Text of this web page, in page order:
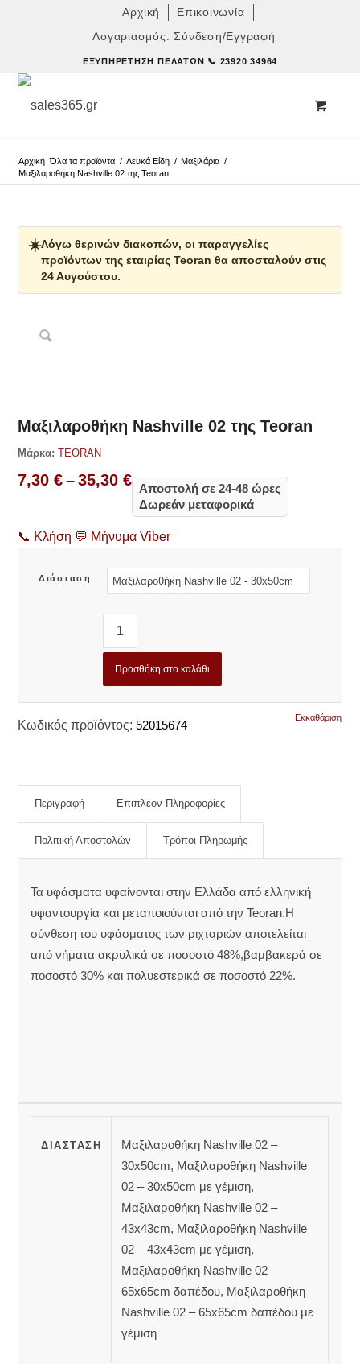
Αρχική
Επικοινωνία
Λογαριασμός: Σύνδεση/Εγγραφή
ΕΞΥΠΗΡΈΤΗΣΗ ΠΕΛΑΤΏΝ 📞 23920 34964
Αρχική Όλα τα προϊόντα / Λευκά Είδη / Μαξιλάρια /
Μαξιλαροθήκη Nashville 02 της Teoran
☀️Λόγω θερινών διακοπών, οι παραγγελίες
προϊόντων της εταιρίας Teoran θα αποσταλούν στις
24 Αυγούστου.
Μαξιλαροθήκη Nashville 02 της Teoran
Μάρκα: TEORAN
7,30€ – 35,30€Price
range:
7,30 €
through
Αποστολή σε 24-48 ώρες
Δωρεάν μεταφορικά
📞 Κλήση 💬 Μήνυμα Viber
Διάσταση
Εκκαθάριση
Προσθήκη στο καλάθι
Κωδικός προϊόντος: 52015674
Περιγραφή Επιπλέον Πληροφορίες
Πολιτική Αποστολών Τρόποι Πληρωμής
Τα υφάσματα υφαίνονται στην Ελλάδα από ελληνική
υφαντουργία και μεταποιούνται από την Teoran.Η
σύνθεση του υφάσματος των ριχταριών αποτελείται
από νήματα ακρυλικά σε ποσοστό 48%,βαμβακερά σε
ποσοστό 30% και πολυεστερικά σε ποσοστό 22%.
ΔΙΆΣΤΑΣΗ
Μαξιλαροθήκη Nashville 02 –
30x50cm, Μαξιλαροθήκη Nashville
02 – 30x50cm με γέμιση,
Μαξιλαροθήκη Nashville 02 –
43x43cm, Μαξιλαροθήκη Nashville
02 – 43x43cm με γέμιση,
Μαξιλαροθήκη Nashville 02 –
65x65cm δαπέδου, Μαξιλαροθήκη
Nashville 02 – 65x65cm δαπέδου με
γέμιση